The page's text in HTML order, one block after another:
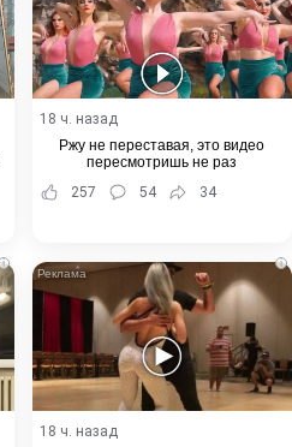
18 ч. назад
Ржу не переставая, это видео
пересмотришь не раз
257
54 34
i i
18 ч. назад